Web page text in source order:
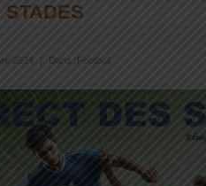
STADES
2024 Dans : Football